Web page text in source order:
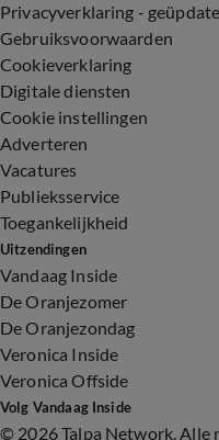
Privacyverklaring -
Gebruiksvoorwaarden
Cookieverklaring
Digitale diensten
Cookie instellingen
Adverteren
Vacatures
Publieksservice
Toegankelijkheid
Uitzendingen
Vandaag Inside
De Oranjezomer
De Oranjezondag
Veronica Inside
Veronica Offside
Volg Vandaag Inside
© 2026 Talpa Network. Alle